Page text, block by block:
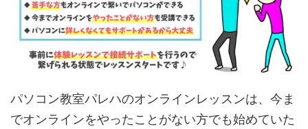
パソコン教室パレハのオンラインレッスンは、今ま
でオンラインをやったことがない方でも始めていた